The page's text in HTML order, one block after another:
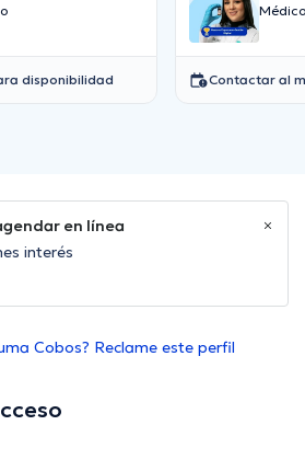
disponibilidad Contactar al
en línea
interés
Cobos? Reclame este perfil